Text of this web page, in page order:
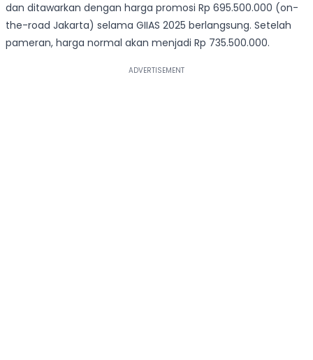
dan ditawarkan dengan harga promosi Rp 695.500.000 (on-
the-road Jakarta) selama GIIAS 2025 berlangsung. Setelah
pameran, harga normal akan menjadi Rp 735.500.000.